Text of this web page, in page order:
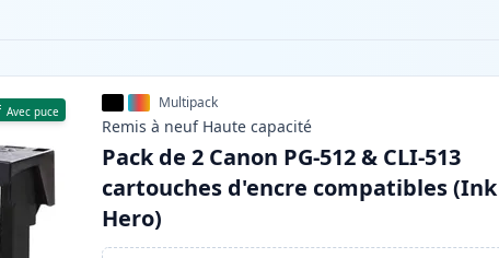
Avec puce Multipack
Remis à neuf Haute capacité
Pack de 2 Canon PG-512 & CLI-513
cartouches d'encre compatibles (Ink
Hero)